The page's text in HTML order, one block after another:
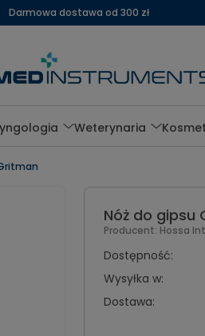
Darmowa dostawa od 300 zł
Weterynaria
Nóż do gipsu
Producent: Hossa
Dostępność:
Wysyłka w:
Dostawa: